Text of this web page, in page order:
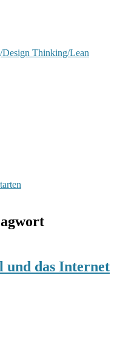
Design Thinking/Lean
und das Internet